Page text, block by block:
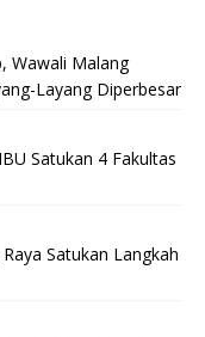
Wawali Malang
Layang Diperbesar
Satukan 4 Fakultas
Satukan Langkah